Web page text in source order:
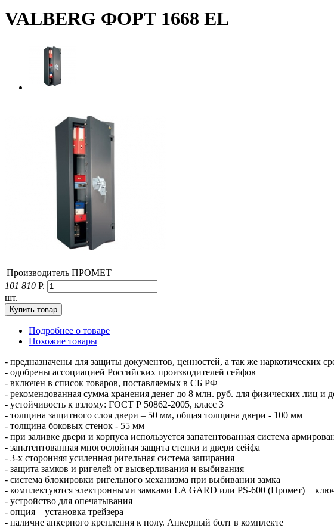
VALBERG ФОРТ 1668 EL
Производитель ПРОМЕТ
101 810 Р.
шт.
Подробнее о товаре
Похожие товары
- предназначены для защиты документов, ценностей, а так же наркотических
- одобрены ассоциацией Российских производителей сейфов
- включен в список товаров, поставляемых в СБ РФ
- рекомендованная сумма хранения денег до 8 млн. руб. для физических лиц и
- устойчивость к взлому: ГОСТ Р 50862-2005, класс 3
- толщина защитного слоя двери – 50 мм, общая толщина двери - 100 мм
- толщина боковых стенок - 55 мм
- при заливке двери и корпуса используется запатентованная система
- запатентованная многослойная защита стенки и двери сейфа
- 3-х сторонняя усиленная ригельная система запирания
- защита замков и ригелей от высверливания и выбивания
- система блокировки ригельного механизма при выбивании замка
- комплектуются электронными замками LA GARD или PS-600 (Промет) +
- устройство для опечатывания
- опция – установка трейзера
- наличие анкерного крепления к полу. Анкерный болт в комплекте